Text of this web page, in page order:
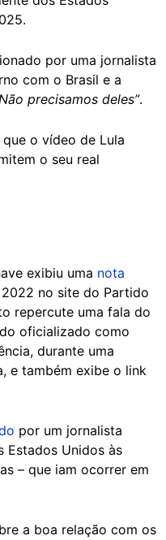
por uma jornalista
com o Brasil e a
precisamos deles”.
o vídeo de Lula
o seu real
exibiu uma nota
no site do Partido
repercute uma fala do
oficializado como
durante uma
e também exibe o link
por um jornalista
Estados Unidos às
– que iam ocorrer em
a boa relação com os